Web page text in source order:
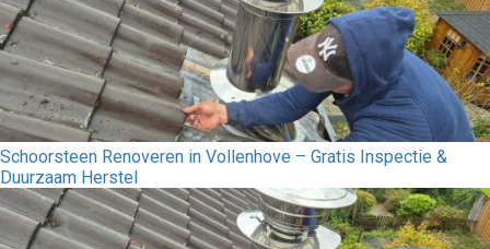
Schoorsteen Renoveren in Vollenhove – Gratis Inspectie &
Duurzaam Herstel